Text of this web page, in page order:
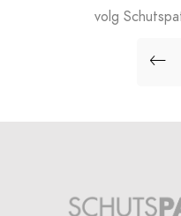
volg